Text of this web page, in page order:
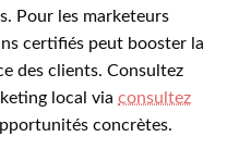
Pour les marketeurs
certifiés peut booster la
des clients. Consultez
local via consultez
concrètes.